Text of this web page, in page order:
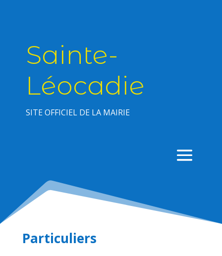
Sainte-
Léocadie
SITE OFFICIEL DE LA MAIRIE
Particuliers